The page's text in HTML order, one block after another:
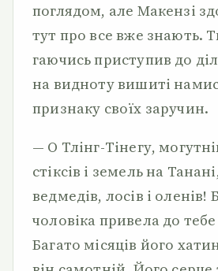
поглядом, але Макензі
тут про все вже знають.
гаючись приступив до
на видноту вишиті
признаку своїх заручин.
— О Тлінг-Тінегу,
стіксів і земель на
ведмедів, лосів і оленів!
чоловіка привела до
Багато місяців його